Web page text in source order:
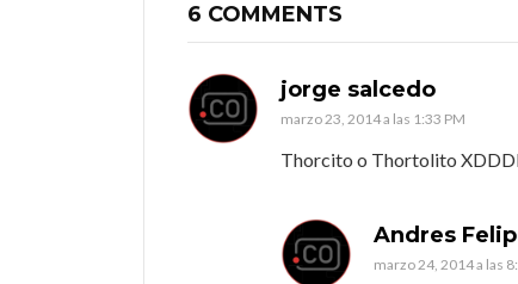
6 COMMENTS
jorge salcedo
marzo 23, 2014 a las 1:33 PM
Thorcito o Thortolito
Andres
marzo 24, 2014 a las